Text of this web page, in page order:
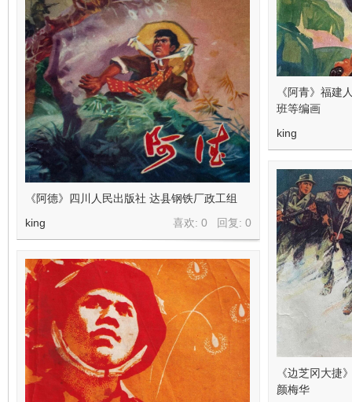
《阿青》福建
班等编画
king
《阿德》四川人民出版社 达县钢铁厂政工组
喜欢: 0 回复: 0
king
《边芝冈大捷
颜梅华